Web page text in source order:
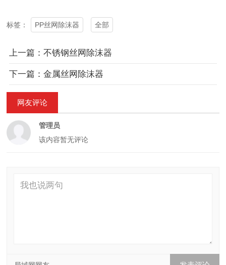
标签： PP丝网除沫器 全部
上一篇：不锈钢丝网除沫器
下一篇：金属丝网除沫器
网友评论
管理员
该内容暂无评论